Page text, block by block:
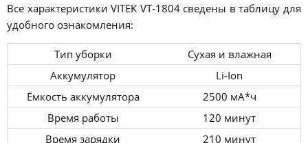
Все характеристики VITEK VT-1804 сведены в таблицу для
удобного ознакомления:
Тип уборки
Сухая и влажная
Аккумулятор
Li-Ion
Ёмкость аккумулятора
2500 мА*ч
Время работы
120 минут
Время зарядки
210 минут